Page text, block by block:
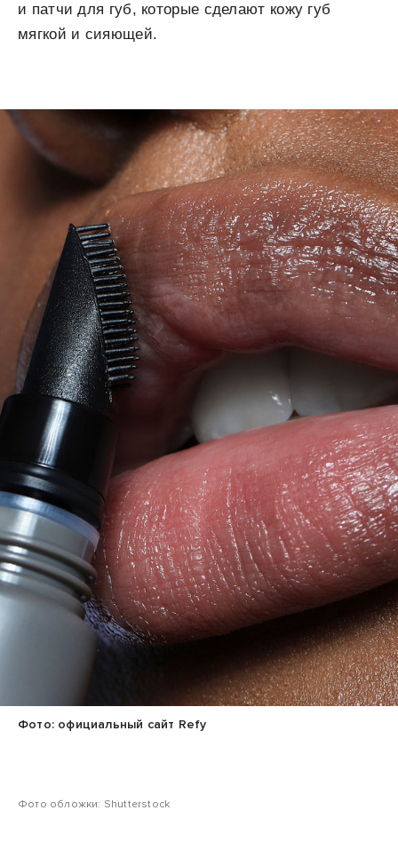
и патчи для губ, которые сделают кожу губ
мягкой и сияющей.
Фото: официальный сайт Refy
Фото обложки: Shutterstock